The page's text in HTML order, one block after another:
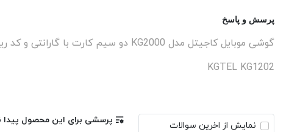
پرسش و پاسخ
گوشی موبایل کاجیتل مدل KG2000 دو سیم‌ کارت با گارانتی و کد ریجستری
KGTEL KG1202
نمایش از اخرین سوالات پرسشی برای این محصول پیدا